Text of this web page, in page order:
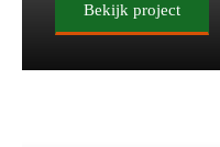
Bekijk project